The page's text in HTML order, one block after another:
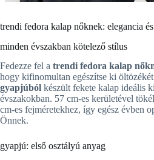
trendi fedora kalap nőknek: elegancia
minden évszakban kötelező stílus
Fedezze fel a trendi fedora kalap
hogy kifinomultan egészítse ki
gyapjúból készült fekete kalap ideális
évszakokban. 57 cm-es kerületével
cm-es fejméretekhez, így egész évben
Önnek.
gyapjú: első osztályú anyag